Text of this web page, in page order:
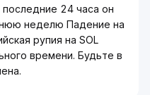
24 часа он
неделю Падение на
рупия на SOL
времени. Будьте в